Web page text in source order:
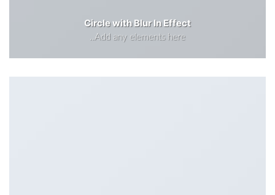
Circle with Blur In Effect
Add any elements here..